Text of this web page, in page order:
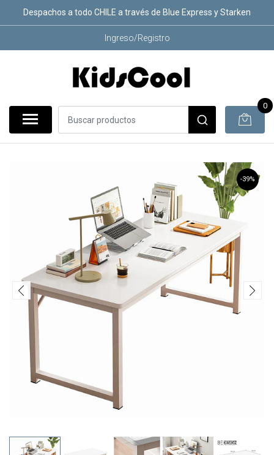
Despachos a todo CHILE a través de Blue Express y Starken
Ingreso/Registro
0
-39%